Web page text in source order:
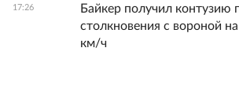
17:26
Байкер получил контузию
столкновения с вороной
км/ч